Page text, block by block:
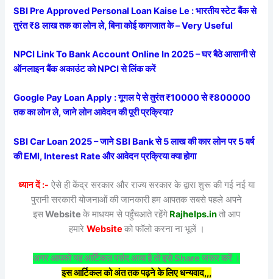
SBI Pre Approved Personal Loan Kaise Le : भारतीय स्टेट बैंक से
तुरंत ₹8 लाख तक का लोन ले, बिना कोई कागजात के – Very Useful
NPCI Link To Bank Account Online In 2025 – घर बैठे आसानी से
ऑनलाइन बैंक अकाउंट को NPCI से लिंक करें
Google Pay Loan Apply : गूगल पे से तुरंत ₹10000 से ₹800000
तक का लोन ले, जाने लोन आवेदन की पूरी प्रक्रिया?
SBI Car Loan 2025 – जाने SBI Bank से 5 लाख की कार लोन पर 5 वर्ष
की EMI, Interest Rate और आवेदन प्रक्रिया क्या होगा
ध्यान दें :- ऐसे ही केंद्र सरकार और राज्य सरकार के द्वारा शुरू की गई नई या
पुरानी सरकारी योजनाओं की जानकारी हम आपतक सबसे पहले अपने
इसWebsite के माधयम से पहुँचआते रहेंगे Rajhelps.inतो आप
हमारे Website को फॉलो करना ना भूलें ।
अगर आपको यह आर्टिकल पसंद आया है तो इसे Share जरूर करें ।
इस आर्टिकल को अंत तक पढ़ने के लिए धन्यवाद,,,